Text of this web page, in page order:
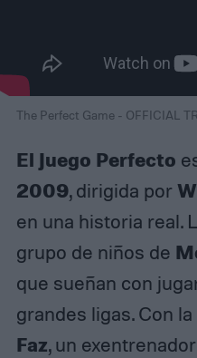
The Perfect Game - OFFICIAL
El Juego Perfecto
2009, dirigida por
en una historia real.
grupo de niños de
que sueñan con
grandes ligas. Con
Faz, un